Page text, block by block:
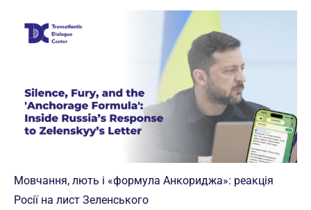
Мовчання, лють і «формула Анкориджа»: реакція
Росії на лист Зеленського